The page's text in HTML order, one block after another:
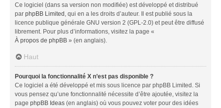
Ce logiciel (dans sa version non modifiée) est développé et distribué
par phpBB Limited, qui en a les droits d’auteur. Il est publié sous la
licence publique générale GNU version 2 (GPL-2.0) et peut être diffusé
librement. Pour plus d’informations, visitez la page «
À propos de phpBB » (en anglais).
Haut
Pourquoi la fonctionnalité X n’est pas disponible ?
Ce logiciel a été développé et mis sous licence par phpBB Limited. Si
vous pensez qu’une fonctionnalité nécessite d’être ajoutée, visitez la
page phpBB Ideas (en anglais) où vous pouvez voter pour des idées